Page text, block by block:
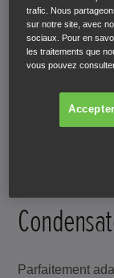
Parfaitement
trafic. Nous
sur notre site, avec
sociaux. Pour en
les traitements que
vous pouvez